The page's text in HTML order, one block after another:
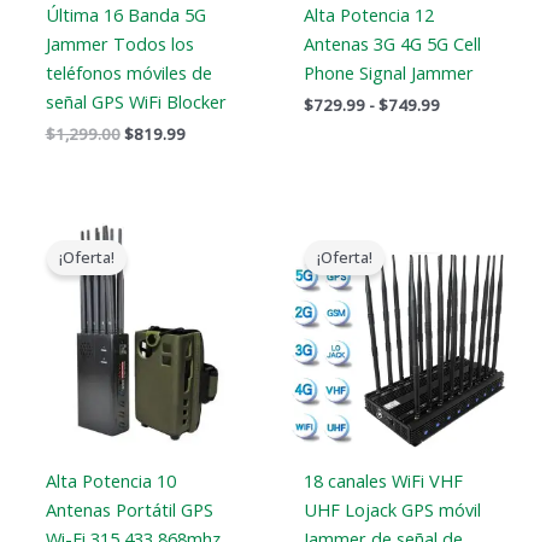
Última 16 Banda 5G
Jammer Todos los
teléfonos móviles de
señal GPS WiFi Blocker
$1,299.00$819.99
Alta Potencia 12
Antenas 3G 4G 5G Cell
Phone Signal Jammer
$729.99 -$749.99
¡Oferta!
Alta Potencia 10
Antenas Portátil GPS
$650.99
¡Oferta!
18 canales WiFi VHF
UHF Lojack GPS móvil
original
era:
$1,399.00.
actual
es:
$719.88.